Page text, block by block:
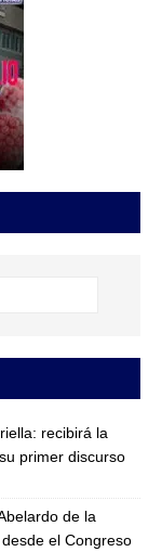
recibirá la
primer discurso
de la
el Congreso